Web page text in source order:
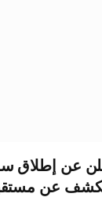
عن مستقبل